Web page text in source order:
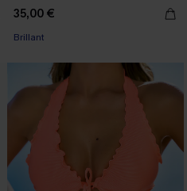
35,00 €
Brillant